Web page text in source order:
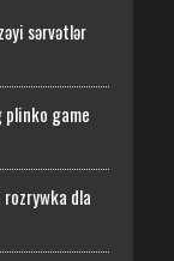
sərvətlər
game
dla